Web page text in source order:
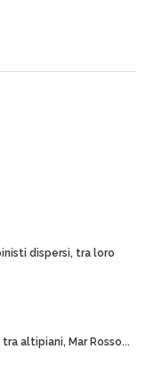
dispersi, tra loro
altipiani, Mar Rosso...